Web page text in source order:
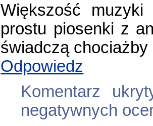
Większość
prostu piosenki z
świadczą chociażby
Odpowiedz
Komentarz
negatywnych